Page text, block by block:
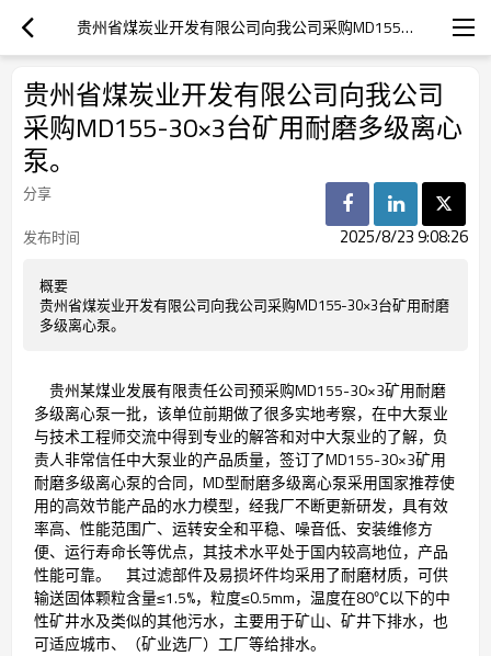
贵州省煤炭业开发有限公司向我公司采购MD155-30×3台矿用耐磨多级离心泵。
贵州省煤炭业开发有限公司向我公司
采购MD155-30×3台矿用耐磨多级离心
泵。
分享
发布时间
2025/8/23 9:08:26
概要
贵州省煤炭业开发有限公司向我公司采购MD155-30×3台矿用耐磨
多级离心泵。
贵州某煤业发展有限责任公司预采购MD155-30×3矿用耐磨
多级离心泵一批，该单位前期做了很多实地考察，在中大泵业
与技术工程师交流中得到专业的解答和对中大泵业的了解，负
责人非常信任中大泵业的产品质量，签订了MD155-30×3矿用
耐磨多级离心泵的合同，MD型耐磨多级离心泵采用国家推荐使
用的高效节能产品的水力模型，经我厂不断更新研发，具有效
率高、性能范围广、运转安全和平稳、噪音低、安装维修方
便、运行寿命长等优点，其技术水平处于国内较高地位，产品
性能可靠。 其过滤部件及易损坏件均采用了耐磨材质，可供
输送固体颗粒含量≤1.5%，粒度≤0.5mm，温度在80℃以下的中
性矿井水及类似的其他污水，主要用于矿山、矿井下排水，也
可适应城市、（矿业选厂）工厂等给排水。